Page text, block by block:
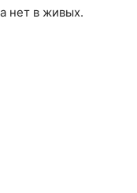
нет в живых.